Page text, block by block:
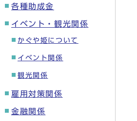
各種助成金
イベント・観光関係
かぐや姫について
イベント関係
観光関係
雇用対策関係
金融関係